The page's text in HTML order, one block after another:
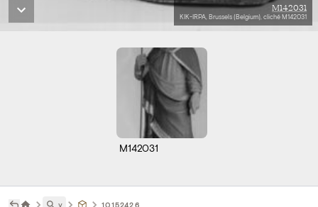
M142031
KIK-IRPA, Brussels (Belgium), cliché M142031
M142031
˅ 10152426